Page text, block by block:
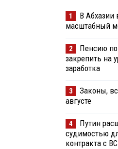
1
В Абхазии
масштабный
2
Пенсию по
закрепить на
заработка
3
Законы,
августе
4
Путин
судимостью
контракта с